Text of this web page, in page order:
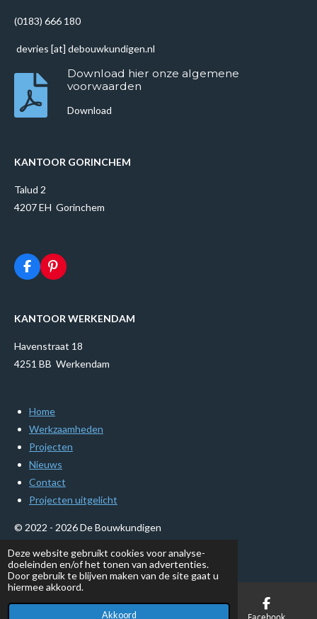
Deze website gebruikt cookies voor analyse-
doeleinden en/of het tonen van advertenties.
Door gebruik te blijven maken van de site gaat u
hiermee akkoord.
Akkoord
(0183) 666 180
devries [at] debouwkundigen.nl
Download hier onze algemene
voorwaarden
Download
KANTOOR GORINCHEM
Talud 2
4207 EH Gorinchem
F
a
b
k
P
i
e
s
t
KANTOOR WERKENDAM
Havenstraat 18
4251 BB Werkendam
Home
Werkzaamheden
Projecten
Nieuws
Contact
Projecten uitgelicht
© 2022 - 2026 De Bouwkundigen